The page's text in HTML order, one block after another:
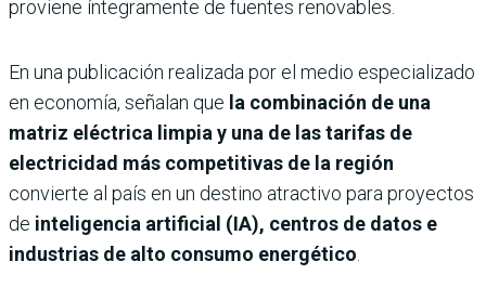
proviene íntegramente de fuentes renovables.
En una publicación realizada por el medio especializado
en economía, señalan que la combinación de una
matriz eléctrica limpia y una de las tarifas de
electricidad más competitivas de la región
convierte al país en un destino atractivo para proyectos
de inteligencia artificial (IA), centros de datos e
industrias de alto consumo energético.